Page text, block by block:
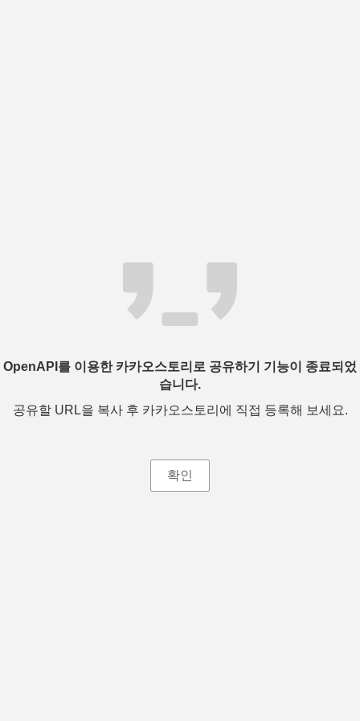
OpenAPI를 이용한 카카오스토리로 공유하기 기능이 종료되었
습니다.
공유할 URL을 복사 후 카카오스토리에 직접 등록해 보세요.
확인